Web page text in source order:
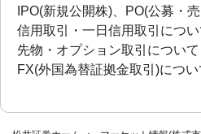
IPO(新規公開株)、PO(公募・
信用取引・一日信用取引につい
先物・オプション取引について
FX(外国為替証拠金取引)につい